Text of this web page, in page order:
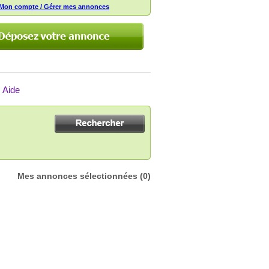
compte / Gérer mes annonces
Aide
Mes annonces sélectionnées (0)